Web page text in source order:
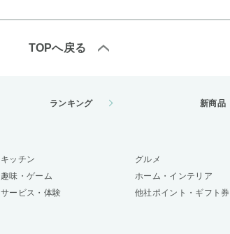
TOPへ戻る
ランキング 新商品
キッチン グルメ
趣味・ゲーム ホーム・インテリア
サービス・体験 他社ポイント・ギフト券